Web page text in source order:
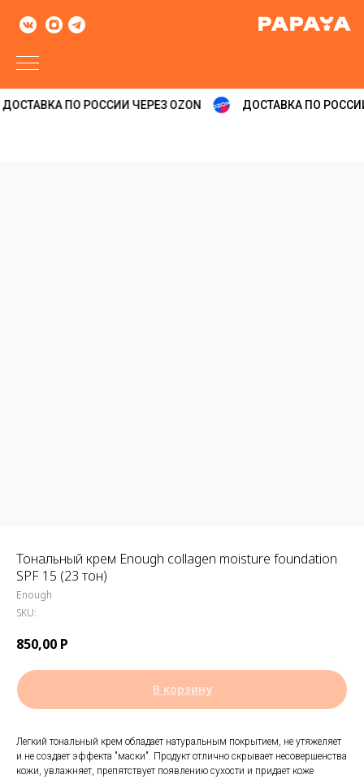
ПО РОССИИ ЧЕРЕЗ OZON ДОСТАВКА ПО РОССИИ
Тональный крем Enough collagen moisture foundation
SPF 15 (23 тон)
Enough
SKU:
850,00 Р
В корзину
Легкий тональный крем обладает натуральным покрытием, не утяжеляет
и не создает эффекта "маски". Продукт отлично скрывает несовершенства
кожи, увлажняет, препятствует появлению сухости и придает коже